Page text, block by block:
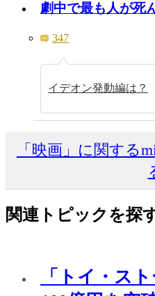
劇中で最も人が死
347
イデオン発動編は？
「映画」に関する
関連トピックを探
「トイ・ス